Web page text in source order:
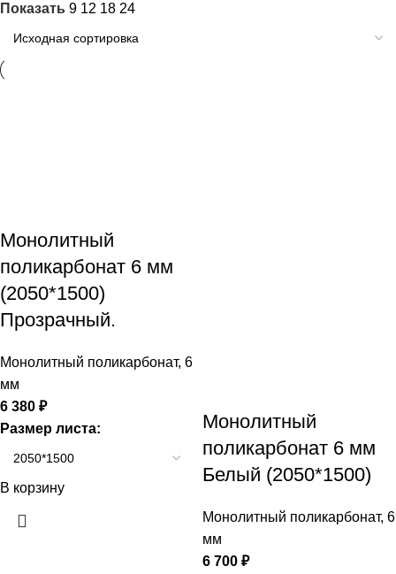
Показать 9 12 18 24
Монолитный
поликарбонат 6 мм
(2050*1500)
Прозрачный.
Монолитный поликарбонат, 6
мм
6 380 ₽
Размер листа:
В корзину
Монолитный
поликарбонат 6 мм
Белый (2050*1500)
Монолитный поликарбонат, 6
мм
6 700 ₽